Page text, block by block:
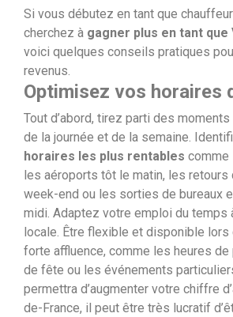
Si vous débutez en tant que
cherchez à gagner plus en tant que
voici quelques conseils pratiques
revenus.
Optimisez vos horaires
Tout d’abord, tirez parti des
de la journée et de la semaine.
horaires les plus rentables comme
les aéroports tôt le matin, les
week-end ou les sorties de bureaux
midi. Adaptez votre emploi du temps
locale. Être flexible et disponible
forte affluence, comme les heures
de fête ou les événements
permettra d’augmenter votre chiffre
de-France, il peut être très lucratif